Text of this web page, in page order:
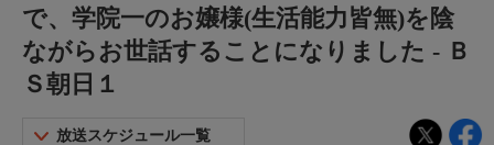
で、学院一のお嬢様(生活能力皆無)を陰
ながらお世話することになりました - Ｂ
Ｓ朝日１
放送スケジュール一覧